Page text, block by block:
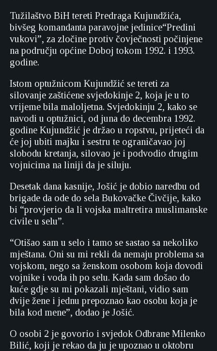
Tužilaštvo BiH tereti Predraga Kujundžića,
bivšeg komandanta paravojne jedinice“Predini
vukovi”, za zločine protiv čovječnosti počinjene
na području općine Doboj tokom 1992. i 1993.
godine.
Istom optužnicom Kujundžić se tereti za
silovanje zaštićene svjedokinje 2, koja je u to
vrijeme bila maloljetna. Svjedokinju 2, kako se
navodi u optužnici, od juna do decembra 1992.
godine Kujundžić je držao u ropstvu, prijeteći da
će joj ubiti majku i sestru te ograničavao joj
slobodu kretanja, silovao je i podvodio drugim
vojnicima na liniji da je siluju.
Desetak dana kasnije, Jošić je dobio naredbu od
brigade da ode do sela Bukovačke Čivčije, kako
bi “provjerio da li vojska maltretira muslimanske
civile u selu”.
“Otišao sam u selo i tamo se sastao sa nekoliko
mještana. Oni su mi rekli da nemaju problema sa
vojskom, nego sa ženskom osobom koja dovodi
vojnike i voda ih po selu. Kada sam došao do
kuće gdje su mi pokazali mještani, vidio sam
dvije žene i jednu prepoznao kao osobu koja je
bila kod mene”, dodao je Jošić.
O osobi 2 je govorio i svjedok Odbrane Milenko
Bilić, koji je rekao da ju je upoznao u oktobru